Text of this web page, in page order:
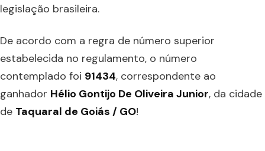
legislação brasileira.
De acordo com a regra de número superior
estabelecida no regulamento, o número
contemplado foi 91434, correspondente ao
ganhador Hélio Gontijo De Oliveira Junior, da cidade
de Taquaral de Goiás / GO!